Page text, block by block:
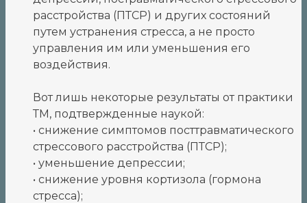
расстройства (ПТСР) и других состояний
путем устранения стресса, а не просто
управления им или уменьшения его
воздействия.
Вот лишь некоторые результаты от практики
ТМ, подтвержденные наукой:
• снижение симптомов посттравматического
стрессового расстройства (ПТСР);
• уменьшение депрессии;
• снижение уровня кортизола (гормона
стресса);